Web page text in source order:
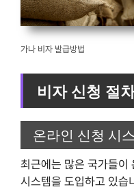
가나 비자 발급방법
비자 신청 절
온라인 신청 시
최근에는 많은 국가들이
시스템을 도입하고 있습